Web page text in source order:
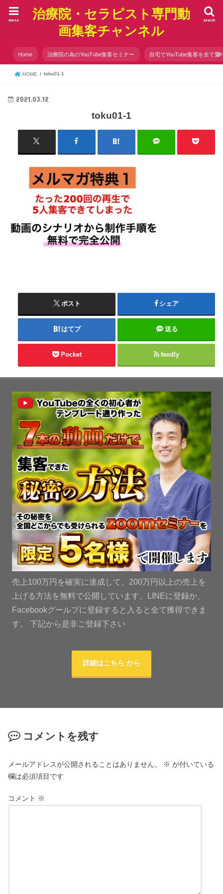
治療院・セラピスト専門動
画集客チャンネル
search
menu
Home 治療院の為のYouTube集客セミナー 自宅でYouTube集客を全て知
HOME toku01-1
2021.03.12
toku01-1
ポスト シェア
はてブ 送る
Pocket feedly
売上100万円を確実に達成して、200万円以上の売上を
上げる方法を無料で公開しています。LINEに登録か、
Facebookグールプに登録すると入ると全て獲得できま
す。 下記から是非ご登録下さい
詳細はこちら から
コメントを残す
メールアドレスが公開されることはありません。 ※ が付いている
欄は必須項目です
コメント ※